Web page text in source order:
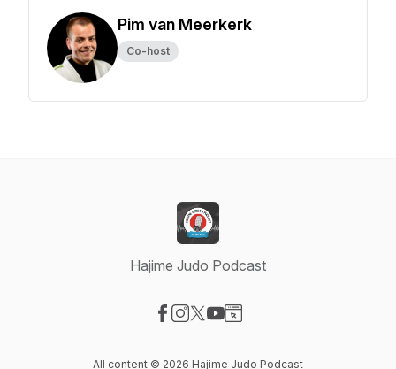
Pim van Meerkerk
Co-host
Hajime Judo Podcast
All content © 2026 Hajime Judo Podcast